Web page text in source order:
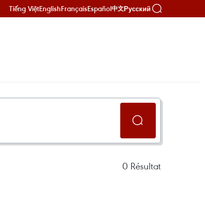
Tiếng ViệtEnglishFrançaisEspañol中文Русский
0 Résultat